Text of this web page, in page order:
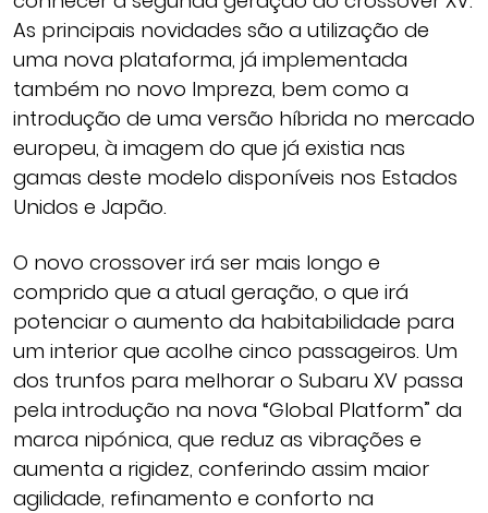
As principais novidades são a utilização de
uma nova plataforma, já implementada
também no novo Impreza, bem como a
introdução de uma versão híbrida no mercado
europeu, à imagem do que já existia nas
gamas deste modelo disponíveis nos Estados
Unidos e Japão.
O novo crossover irá ser mais longo e
comprido que a atual geração, o que irá
potenciar o aumento da habitabilidade para
um interior que acolhe cinco passageiros. Um
dos trunfos para melhorar o Subaru XV passa
pela introdução na nova “Global Platform” da
marca nipónica, que reduz as vibrações e
aumenta a rigidez, conferindo assim maior
agilidade, refinamento e conforto na